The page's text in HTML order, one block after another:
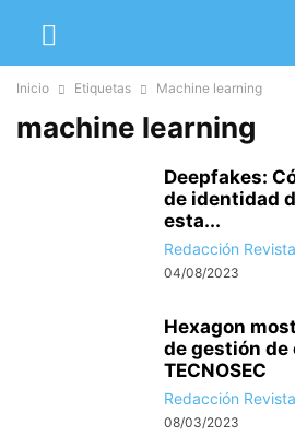
Inicio Etiquetas Machine learning
machine learning
Deepfakes:
de identidad
esta...
Redacción
04/08/2023
Hexagon
de gestión de
TECNOSEC
Redacción
08/03/2023